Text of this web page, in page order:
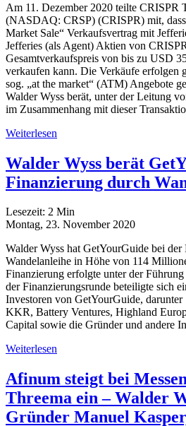
Am 11. Dezember 2020 teilte CRISPR
(NASDAQ: CRSP) (CRISPR) mit, dass
Market Sale“ Verkaufsvertrag mit
Jefferies (als Agent) Aktien von
Gesamtverkaufspreis von bis zu USD
verkaufen kann. Die Verkäufe erfolgen
sog. „at the market“ (ATM) Angebote
Walder Wyss berät, unter der Leitung
im Zusammenhang mit dieser
Weiterlesen
Walder Wyss berät
Finanzierung durch
Lesezeit: 2 Min
Montag, 23. November 2020
Walder Wyss hat GetYourGuide bei
Wandelanleihe in Höhe von 114
Finanzierung erfolgte unter der
der Finanzierungsrunde beteiligte sich
Investoren von GetYourGuide,
KKR, Battery Ventures, Highland
Capital sowie die Gründer und andere
Weiterlesen
Afinum steigt bei
Threema ein – Walder
Gründer Manuel